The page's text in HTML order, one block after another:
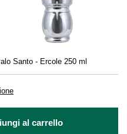
Santo - Ercole 250 ml
al carrello